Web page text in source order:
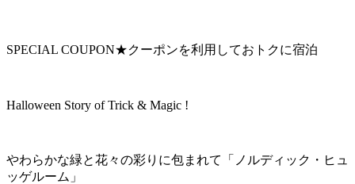
SPECIAL COUPON★クーポンを利用しておトクに宿泊
Halloween Story of Trick & Magic !
やわらかな緑と花々の彩りに包まれて「ノルディック・ヒュ
ッゲルーム」